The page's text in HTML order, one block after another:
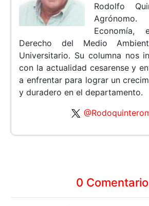
Rodolfo
Economía,
Derecho del Medio
Universitario. Su columna nos
con la actualidad cesarense y
a enfrentar para lograr un
y duradero en el departamento.
0